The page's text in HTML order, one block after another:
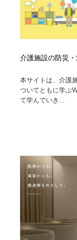
介護施設の防災
本サイトは、介護
ついてともに学ぶ
て学んでいき...